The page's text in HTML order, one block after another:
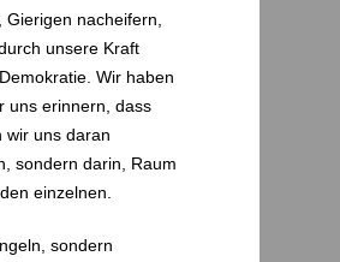
nacheifern,
unsere Kraft
Wir haben
uns erinnern, dass
wir uns daran
sondern darin, Raum
einzelnen.
sondern